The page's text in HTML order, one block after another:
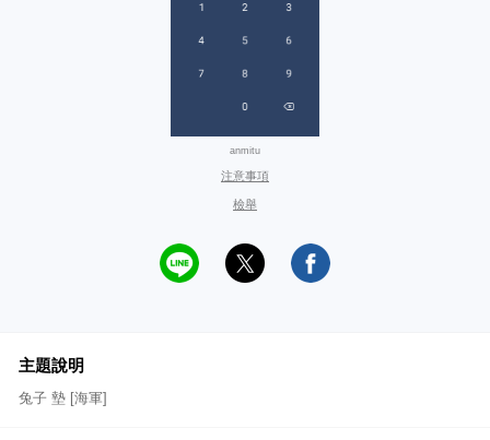
anmitu
注意事項
檢舉
主題說明
兔子 墊 [海軍]